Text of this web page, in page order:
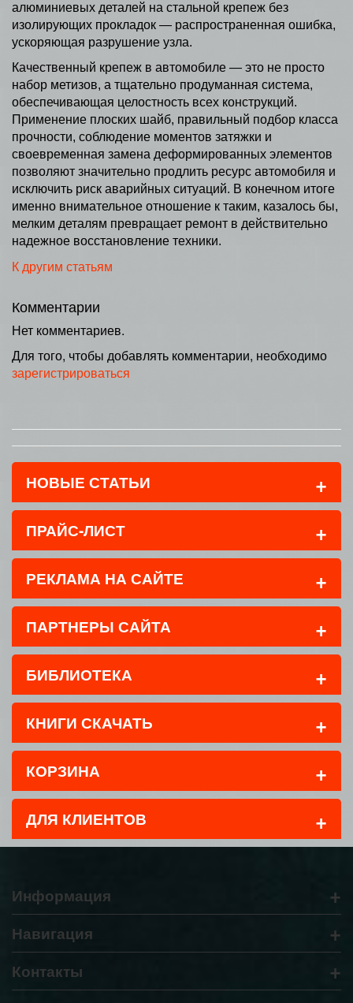
алюминиевых деталей на стальной крепеж без
изолирующих прокладок — распространенная ошибка,
ускоряющая разрушение узла.
Качественный крепеж в автомобиле — это не просто
набор метизов, а тщательно продуманная система,
обеспечивающая целостность всех конструкций.
Применение плоских шайб, правильный подбор класса
прочности, соблюдение моментов затяжки и
своевременная замена деформированных элементов
позволяют значительно продлить ресурс автомобиля и
исключить риск аварийных ситуаций. В конечном итоге
именно внимательное отношение к таким, казалось бы,
мелким деталям превращает ремонт в действительно
надежное восстановление техники.
К другим статьям
Комментарии
Нет комментариев.
Для того, чтобы добавлять комментарии, необходимо
зарегистрироваться
НОВЫЕ СТАТЬИ +
ПРАЙС-ЛИСТ +
РЕКЛАМА НА САЙТЕ +
ПАРТНЕРЫ САЙТА +
БИБЛИОТЕКА +
КНИГИ СКАЧАТЬ +
КОРЗИНА +
ДЛЯ КЛИЕНТОВ +
Информация +
Навигация +
Контакты +